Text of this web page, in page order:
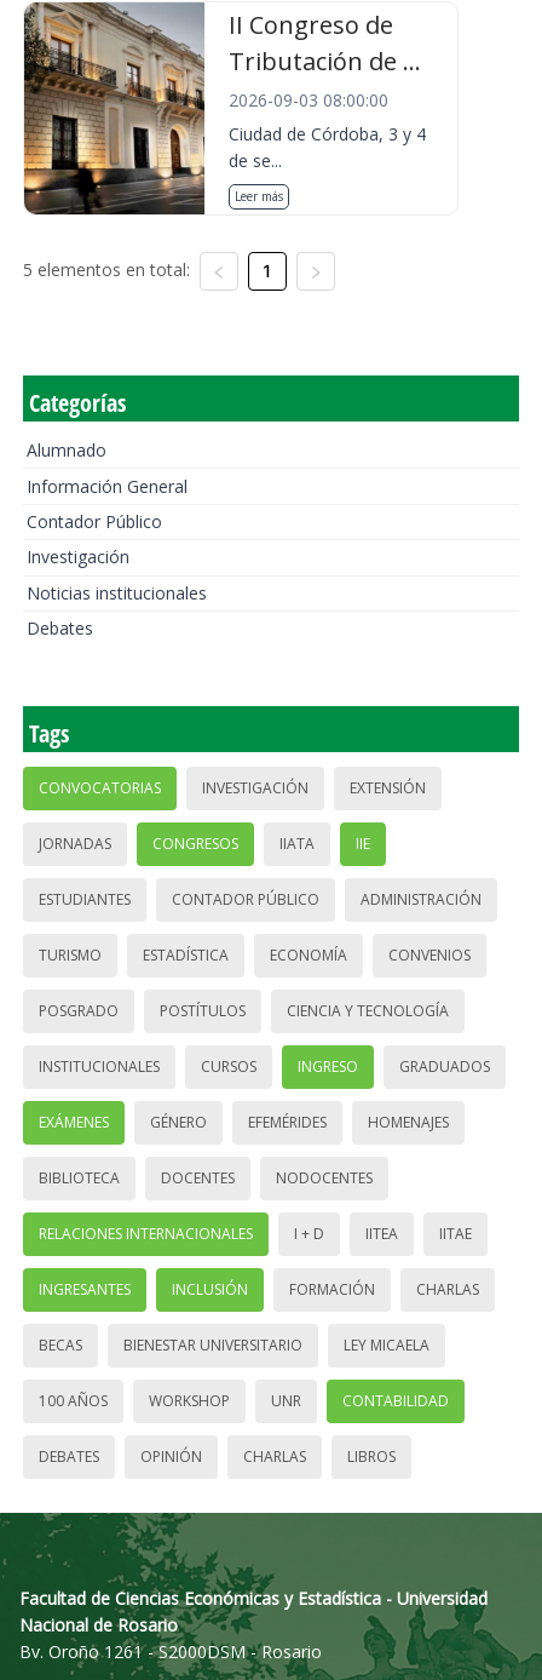
II Congreso de
Tributación de ...
2026-09-03 08:00:00
Ciudad de Córdoba, 3 y 4
de se...
Leer más
5 elementos en total: 1
Categorías
Alumnado
Información General
Contador Público
Investigación
Noticias institucionales
Debates
Tags
CONVOCATORIAS INVESTIGACIÓN EXTENSIÓN
JORNADAS CONGRESOS IIATA IIE
ESTUDIANTES CONTADOR PÚBLICO ADMINISTRACIÓN
TURISMO ESTADÍSTICA ECONOMÍA CONVENIOS
POSGRADO POSTÍTULOS CIENCIA Y TECNOLOGÍA
INSTITUCIONALES CURSOS INGRESO GRADUADOS
EXÁMENES GÉNERO EFEMÉRIDES HOMENAJES
BIBLIOTECA DOCENTES NODOCENTES
RELACIONES INTERNACIONALES I + D IITEA IITAE
INGRESANTES INCLUSIÓN FORMACIÓN CHARLAS
BECAS BIENESTAR UNIVERSITARIO LEY MICAELA
100 AÑOS WORKSHOP UNR CONTABILIDAD
DEBATES OPINIÓN CHARLAS LIBROS
Facultad de Ciencias Económicas y Estadística - Universidad
Nacional de Rosario
Bv. Oroño 1261 - S2000DSM - Rosario